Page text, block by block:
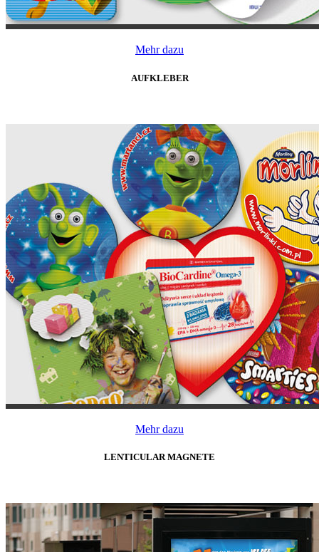
Mehr dazu
AUFKLEBER
Mehr dazu
LENTICULAR MAGNETE